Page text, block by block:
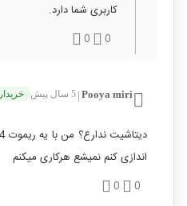
کاربری شما دارد.
0
0
Pooya miri 5 سال پیش خریدار
اندازی کنم نمیشع هرکاری میکنم
0
0